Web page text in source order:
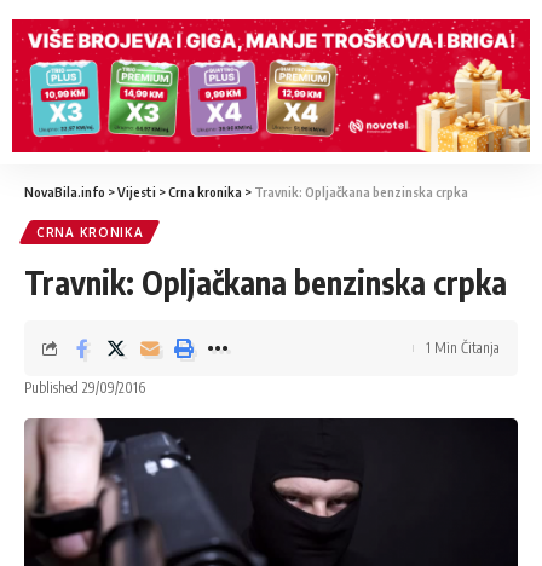
NovaBila.info >Vijesti >Crna kronika > Travnik: Opljačkana benzinska crpka
CRNA KRONIKA
Travnik: Opljačkana benzinska crpka
Published 29/09/2016
1 Min Čitanja